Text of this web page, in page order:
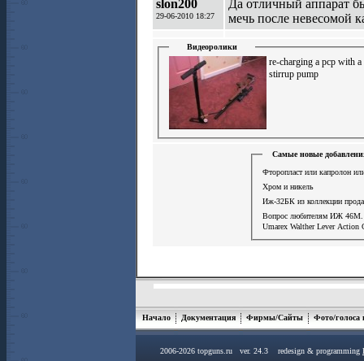
slon200
29-06-2010 18:27
Да отличный аппарат
мечь после невесомой
Видеоролики
re-charging a pcp with a
stirrup pump
Самые новые
Фторопласт или капролон
Хром и никель
Иж-32БК из коллекции
Вопрос любителям ИЖ 46М.
Umarex Walther Lever Action
Начало Документация Фирмы/Сайты Фото/голоса
2006-2026 topguns.ru ver. 24.3 redesign & programming